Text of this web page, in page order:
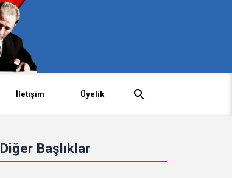
İletişim Üyelik
Diğer Başlıklar